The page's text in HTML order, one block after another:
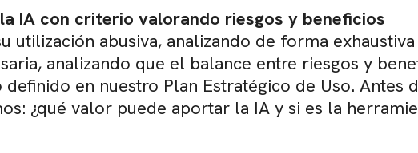
IA con criterio valorando riesgos y beneficios
utilización abusiva, analizando de forma
analizando que el balance entre riesgos y
en nuestro Plan Estratégico de Uso. Antes
¿qué valor puede aportar la IA y si es la